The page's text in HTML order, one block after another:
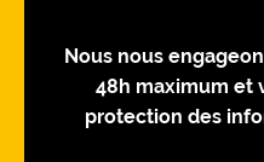
Nous nous
48h maximum et
protection des